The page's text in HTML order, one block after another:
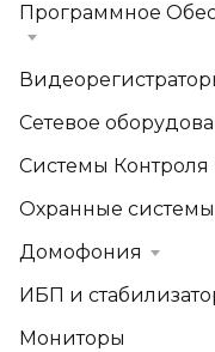
Программное
Сетевое
Системы
Охранные системы
Домофония
ИБП и
Мониторы